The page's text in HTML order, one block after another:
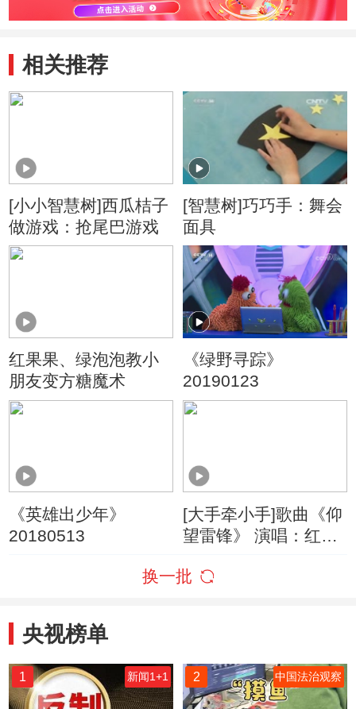
相关推荐
[小小智慧树]西瓜桔子
做游戏：抢尾巴游戏
[智慧树]巧巧手：舞会
面具
红果果、绿泡泡教小
朋友变方糖魔术
《绿野寻踪》
20190123
《英雄出少年》
20180513
[大手牵小手]歌曲《仰
望雷锋》 演唱：红果
换一批
央视榜单
1 新闻1+1 2 中国法治观察